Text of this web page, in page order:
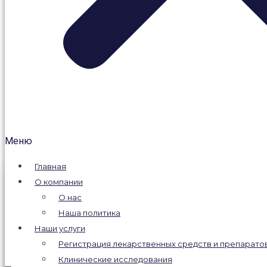
Меню
Главная
О компании
О нас
Наша политика
Наши услуги
Регистрация лекарственных средств и
Клинические исследования